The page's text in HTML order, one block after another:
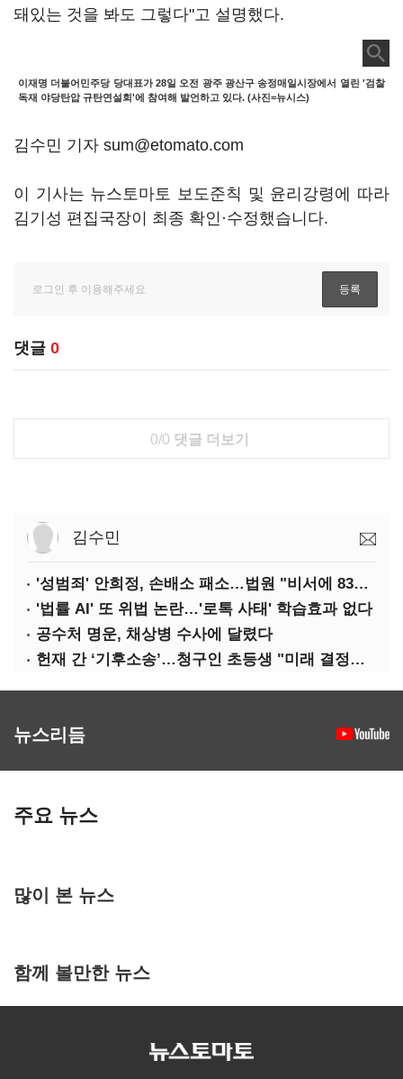
돼있는 것을 봐도 그렇다"고 설명했다.
이재명 더불어민주당 당대표가 28일 오전 광주 광산구 송정매일시장에서 열린 '검찰
독재 야당탄압 규탄연설회'에 참여해 발언하고 있다. (사진=뉴시스)
김수민 기자 sum@etomato.com
이 기사는 뉴스토마토 보도준칙 및 윤리강령에 따라
김기성 편집국장이 최종 확인·수정했습니다.
댓글 0
0/0 댓글 더보기
김수민
'성범죄' 안희정, 손배소 패소…법원 "비서에 8347만원 배상"
'법률 AI' 또 위법 논란…'로톡 사태' 학습효과 없다
공수처 명운, 채상병 수사에 달렸다
헌재 간 ‘기후소송’…청구인 초등생 "미래 결정할 중요한 소송"
뉴스리듬
주요 뉴스
많이 본 뉴스
함께 볼만한 뉴스